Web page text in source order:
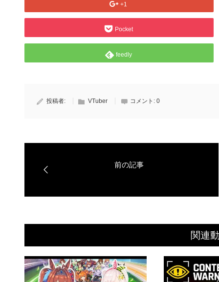
+1
Pocket
feedly
投稿者: VTuber コメント: 0
関連